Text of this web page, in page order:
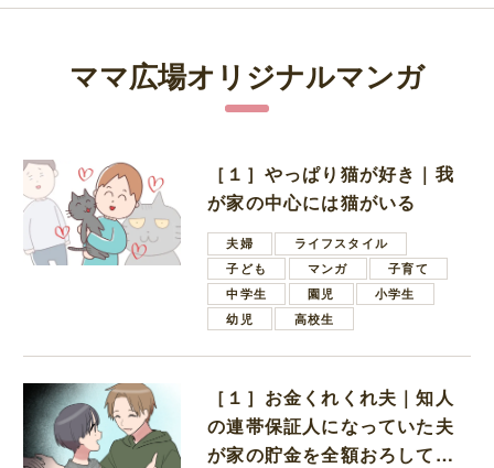
ママ広場オリジナルマンガ
［１］やっぱり猫が好き｜我
が家の中心には猫がいる
夫婦
ライフスタイル
子ども
マンガ
子育て
中学生
園児
小学生
幼児
高校生
［１］お金くれくれ夫｜知人
の連帯保証人になっていた夫
が家の貯金を全額おろしてほ